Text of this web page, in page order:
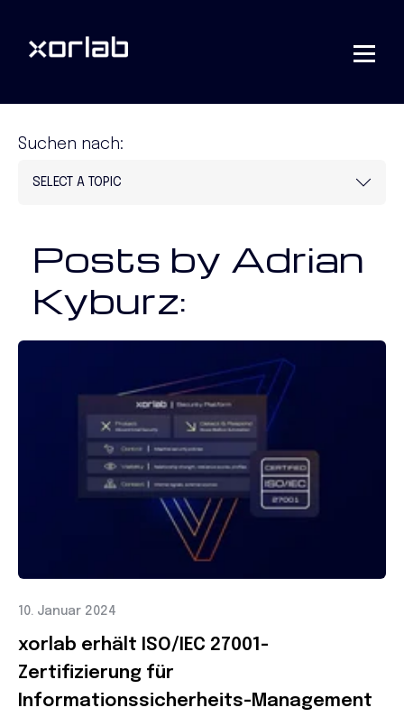
Suchen nach:
Posts by Adrian
Kyburz:
10. Januar 2024
xorlab erhält ISO/IEC 27001-
Zertifizierung für
Informationssicherheits-Management